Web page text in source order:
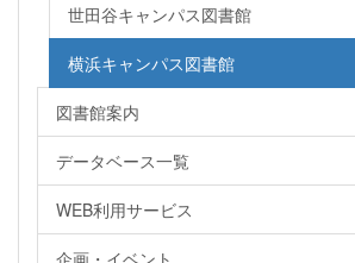
世田谷キャンパス図書館
横浜キャンパス図書館
図書館案内
データベース一覧
WEB利用サービス
企画・イベント